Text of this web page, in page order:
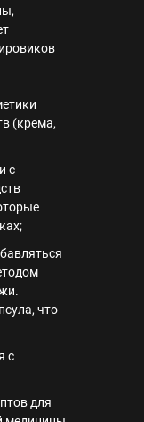
(крема,
с
что
с
для